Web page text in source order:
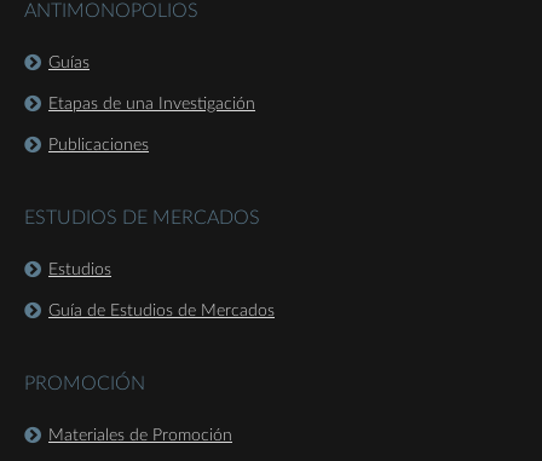
ANTIMONOPOLIOS
Guías
Etapas de una Investigación
Publicaciones
ESTUDIOS DE MERCADOS
Estudios
Guía de Estudios de Mercados
PROMOCIÓN
Materiales de Promoción